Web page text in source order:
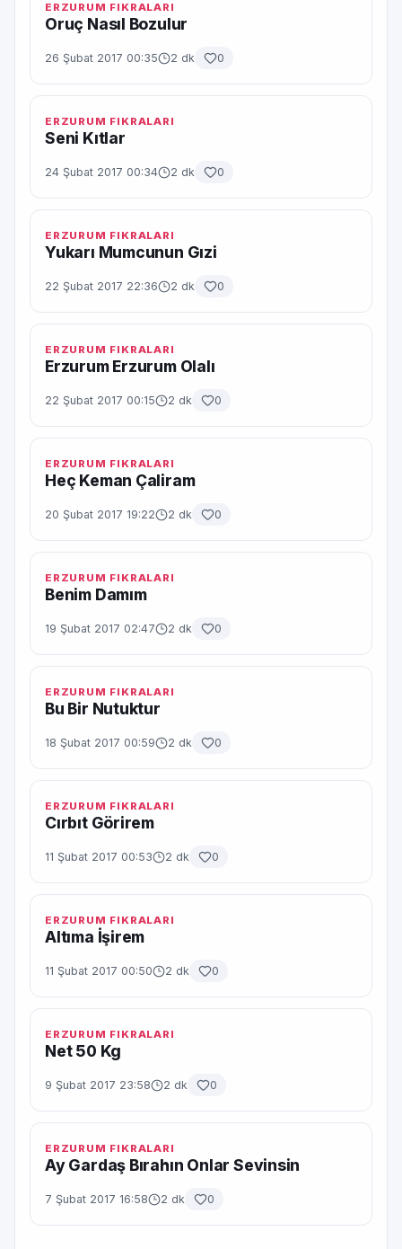
ERZURUM FIKRALARI
Oruç Nasıl Bozulur
26 Şubat 2017 00:35 2 dk 0
ERZURUM FIKRALARI
Seni Kıtlar
24 Şubat 2017 00:34 2 dk 0
ERZURUM FIKRALARI
Yukarı Mumcunun Gızi
22 Şubat 2017 22:36 2 dk 0
ERZURUM FIKRALARI
Erzurum Erzurum Olalı
22 Şubat 2017 00:15 2 dk 0
ERZURUM FIKRALARI
Heç Keman Çaliram
20 Şubat 2017 19:22 2 dk 0
ERZURUM FIKRALARI
Benim Damım
19 Şubat 2017 02:47 2 dk 0
ERZURUM FIKRALARI
Bu Bir Nutuktur
18 Şubat 2017 00:59 2 dk 0
ERZURUM FIKRALARI
Cırbıt Görirem
11 Şubat 2017 00:53 2 dk 0
ERZURUM FIKRALARI
Altıma İşirem
11 Şubat 2017 00:50 2 dk 0
ERZURUM FIKRALARI
Net 50 Kg
9 Şubat 2017 23:58 2 dk 0
ERZURUM FIKRALARI
Ay Gardaş Bırahın Onlar Sevinsin
7 Şubat 2017 16:58 2 dk 0